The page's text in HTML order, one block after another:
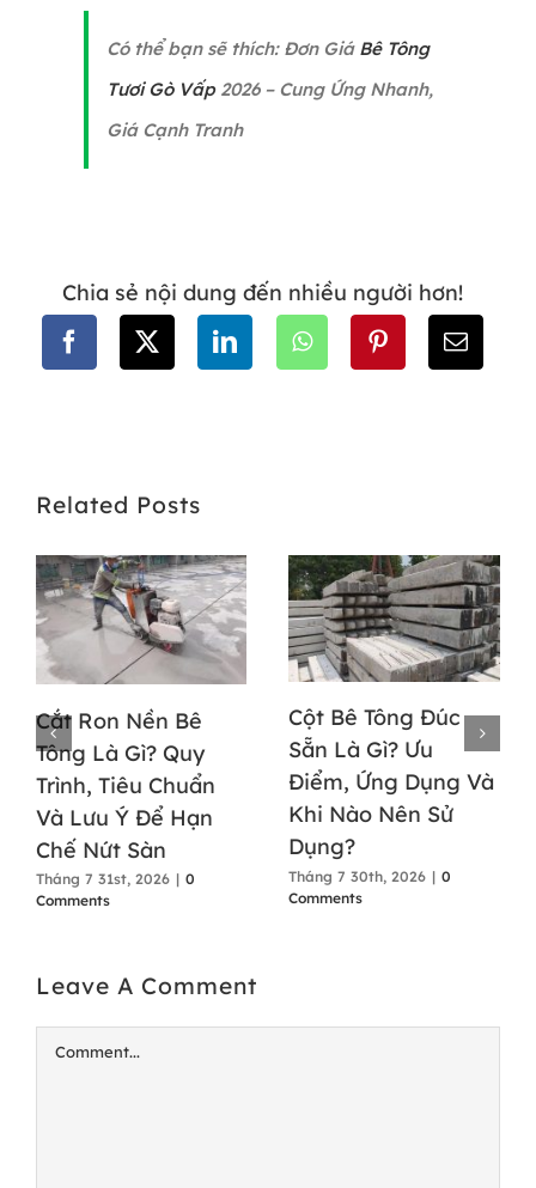
Có thể bạn sẽ thích: Đơn GiáBê Tông
Tươi Gò Vấp2026 – Cung Ứng Nhanh,
Giá Cạnh Tranh
Chia sẻ nội dung đến nhiều người hơn!
Related Posts
Cắt Ron Nền Bê
Tông Là Gì? Quy
Trình, Tiêu Chuẩn
Và Lưu Ý Để Hạn
Chế Nứt Sàn
Tháng 7 31st, 2026 | 0
Comments
Cột Bê Tông Đúc
Sẵn Là Gì? Ưu
Điểm, Ứng Dụng Và
Khi Nào Nên Sử
Dụng?
Tháng 7 30th, 2026 | 0
Comments
Leave A Comment
Comment